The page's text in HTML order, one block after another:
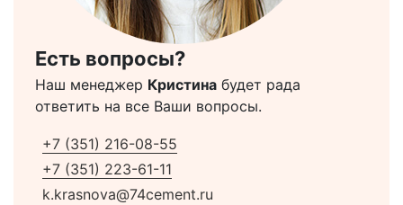
Есть вопросы?
Наш менеджер Кристина будет рада
ответить на все Ваши вопросы.
+7 (351) 216-08-55
+7 (351) 223-61-11
k.krasnova@74cement.ru